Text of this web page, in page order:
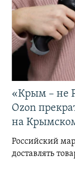
«Крым – не
Ozon
на
Российский
доставлять